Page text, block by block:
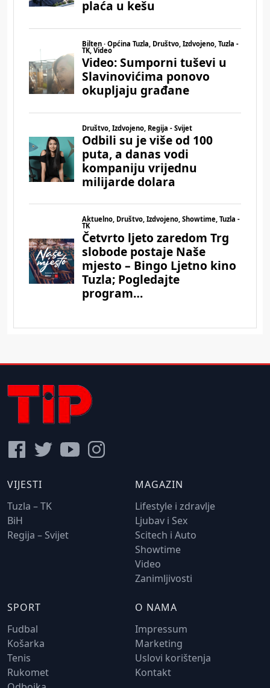
VIJESTI
Tuzla – TK
BiH
Regija – Svijet
MAGAZIN
Lifestyle i zdravlje
Ljubav i Sex
Scitech i Auto
Showtime
Video
Zanimljivosti
SPORT
Fudbal
Košarka
Tenis
Rukomet
O NAMA
Impressum
Marketing
Uslovi korištenja
Kontakt